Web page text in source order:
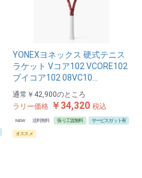
YONEXヨネックス 硬式テニス
ラケット Vコア102 VCORE102
ブイコア102 08VC10…
通常 ￥42,900のところ
ラリー価格 ￥34,320 税込
NEW 送料無料 張り工賃無料 サービスガット有
オススメ